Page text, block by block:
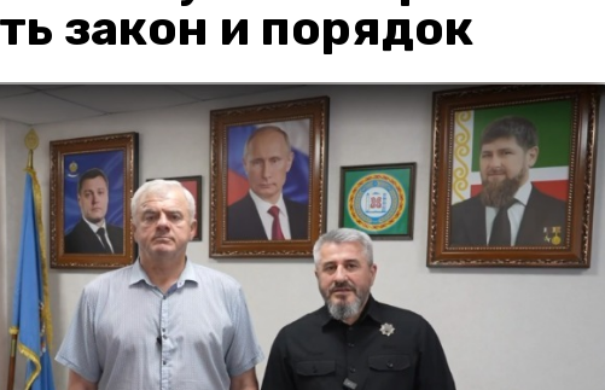
закон и порядок